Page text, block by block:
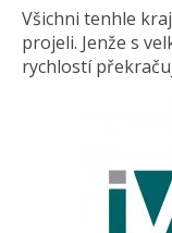
Všichni tenhle
projeli. Jenže s
rychlostí